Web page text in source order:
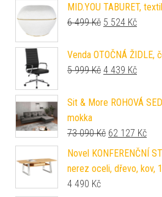
MID.YOU TABURET,
6 499Kč Původní cena
5 524 Kč
Venda OTOČNÁ ŽIDLE,
5 999Kč Původní cena
4 439 Kč
Sit & More ROHOVÁ
mokka
73 090Kč Původní cena
62 127 Kč
Novel KONFERENČNÍ
nerez oceli, dřevo, kov,
4 490 Kč